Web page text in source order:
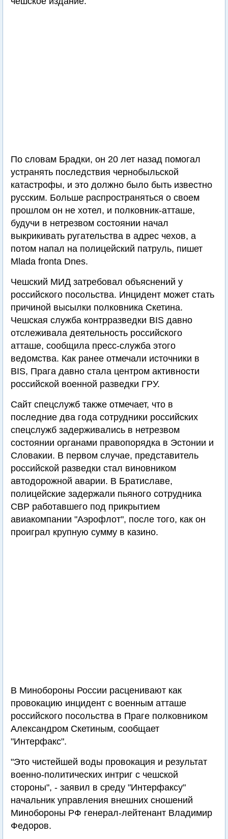
По словам Брадки, он 20 лет назад помогал
устранять последствия чернобыльской
катастрофы, и это должно было быть известно
русским. Больше распространяться о своем
прошлом он не хотел, и полковник-атташе,
будучи в нетрезвом состоянии начал
выкрикивать ругательства в адрес чехов, а
потом напал на полицейский патруль, пишет
Mlada fronta Dnes.
Чешский МИД затребовал объяснений у
российского посольства. Инцидент может стать
причиной высылки полковника Скетина.
Чешская служба контрразведки BIS давно
отслеживала деятельность российского
атташе, сообщила пресс-служба этого
ведомства. Как ранее отмечали источники в
BIS, Прага давно стала центром активности
российской военной разведки ГРУ.
Сайт спецслужб также отмечает, что в
последние два года сотрудники российских
спецслужб задерживались в нетрезвом
состоянии органами правопорядка в Эстонии и
Словакии. В первом случае, представитель
российской разведки стал виновником
автодорожной аварии. В Братиславе,
полицейские задержали пьяного сотрудника
СВР работавшего под прикрытием
авиакомпании "Аэрофлот", после того, как он
проиграл крупную сумму в казино.
В Минобороны России расценивают как
провокацию инцидент с военным атташе
российского посольства в Праге полковником
Александром Скетиным, сообщает
"Интерфакс".
"Это чистейшей воды провокация и результат
военно-политических интриг с чешской
стороны", - заявил в среду "Интерфаксу"
начальник управления внешних сношений
Минобороны РФ генерал-лейтенант Владимир
Федоров.